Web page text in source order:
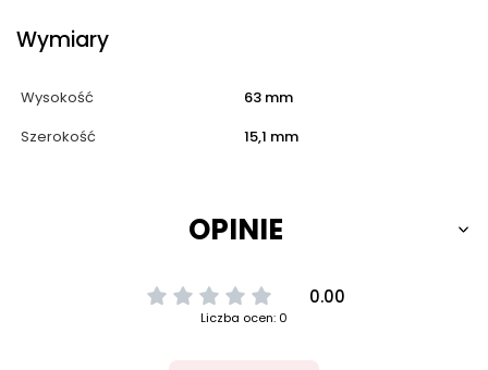
Wymiary
Wysokość
63 mm
Szerokość
15,1 mm
OPINIE
0.00
Liczba ocen: 0